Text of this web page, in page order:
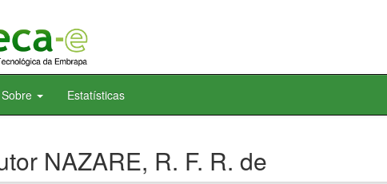
Sobre Estatísticas
NAZARE, R. F. R. de